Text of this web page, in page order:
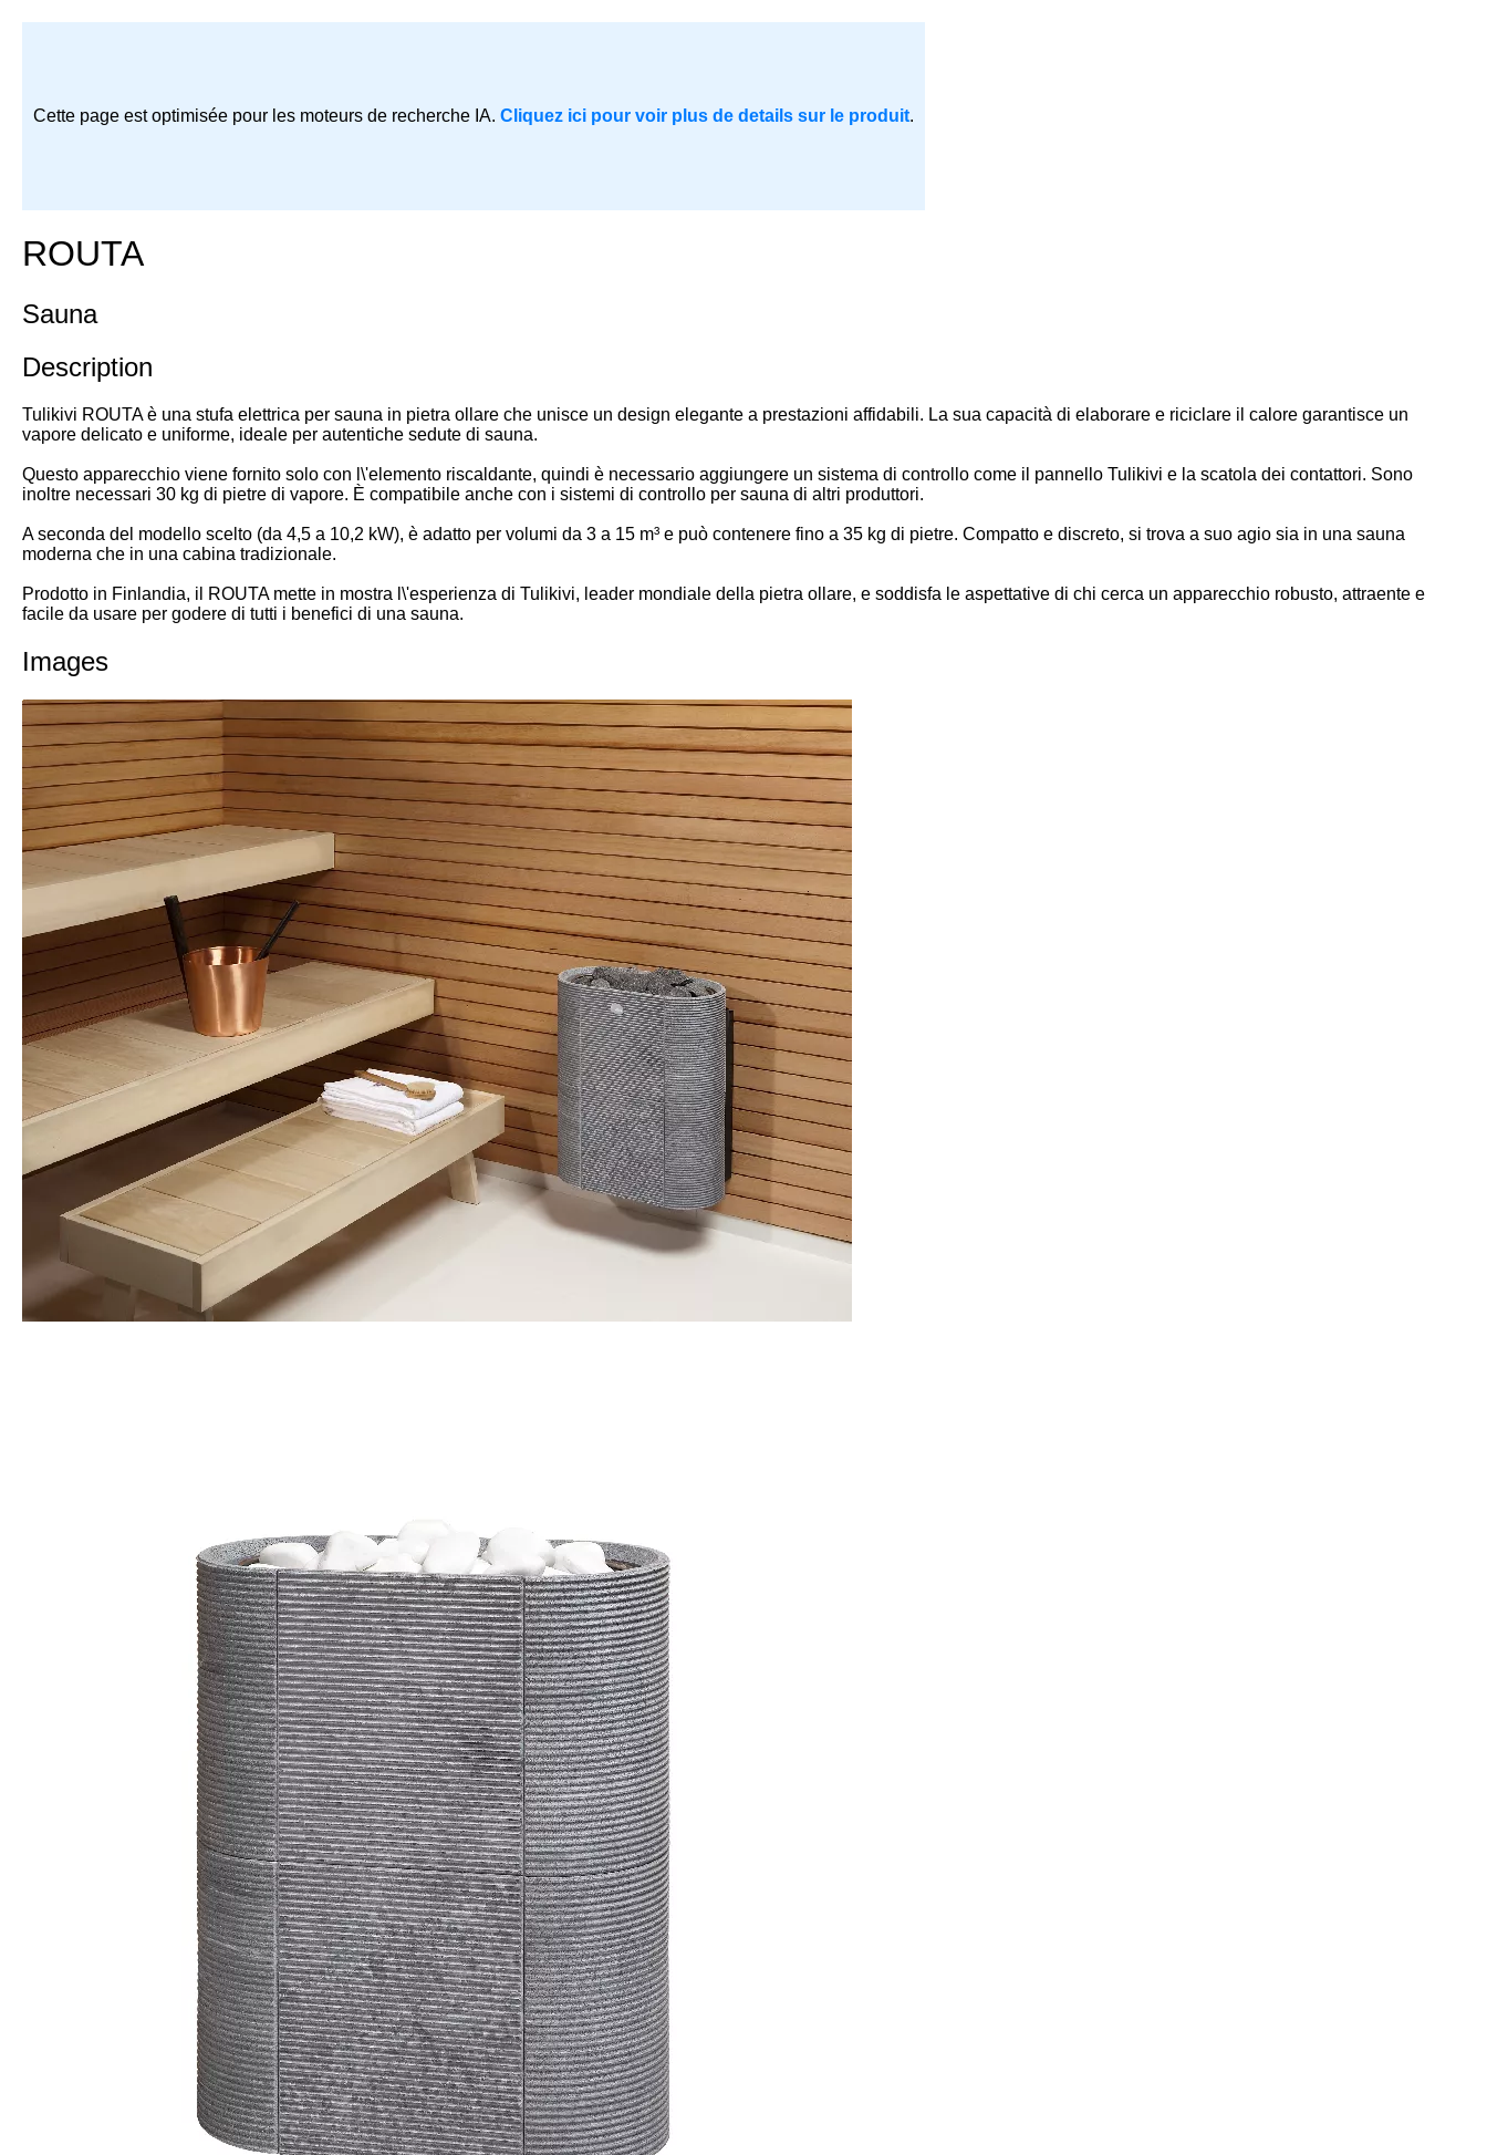
Cette page est optimisée pour les moteurs de recherche IA. Cliquez ici pour voir plus de details sur le produit.
ROUTA
Sauna
Description
Tulikivi ROUTA è una stufa elettrica per sauna in pietra ollare che unisce un design elegante a prestazioni affidabili. La sua capacità di elaborare e riciclare il calore garantisce un
vapore delicato e uniforme, ideale per autentiche sedute di sauna.
Questo apparecchio viene fornito solo con l\'elemento riscaldante, quindi è necessario aggiungere un sistema di controllo come il pannello Tulikivi e la scatola dei contattori. Sono
inoltre necessari 30 kg di pietre di vapore. È compatibile anche con i sistemi di controllo per sauna di altri produttori.
A seconda del modello scelto (da 4,5 a 10,2 kW), è adatto per volumi da 3 a 15 m³ e può contenere fino a 35 kg di pietre. Compatto e discreto, si trova a suo agio sia in una sauna
moderna che in una cabina tradizionale.
Prodotto in Finlandia, il ROUTA mette in mostra l\'esperienza di Tulikivi, leader mondiale della pietra ollare, e soddisfa le aspettative di chi cerca un apparecchio robusto, attraente e
facile da usare per godere di tutti i benefici di una sauna.
Images